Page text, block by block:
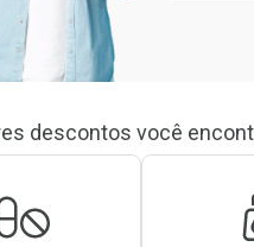
descontos você